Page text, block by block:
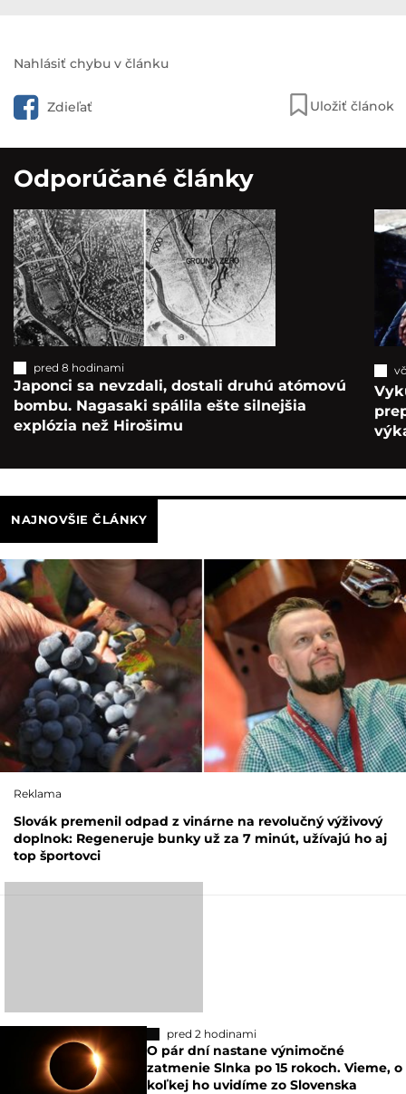
Nahlásiť chybu v článku
Zdieľať Uložiť článok
Odporúčané články
pred 8 hodinami
Japonci sa nevzdali, dostali druhú atómovú
bombu. Nagasaki spálila ešte silnejšia
explózia než Hirošimu
NAJNOVŠIE ČLÁNKY
Reklama
Slovák premenil odpad z vinárne na revolučný výživový
doplnok: Regeneruje bunky už za 7 minút, užívajú ho aj
top športovci
pred 2 hodinami
O pár dní nastane výnimočné
zatmenie Slnka po 15 rokoch. Vieme, o
koľkej ho uvidíme zo Slovenska